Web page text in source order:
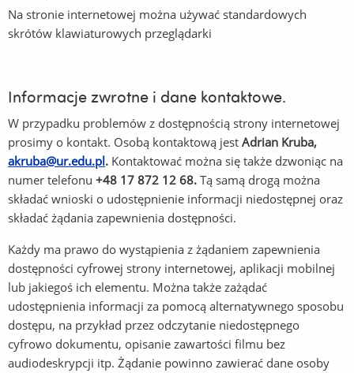
Na stronie internetowej można używać standardowych
skrótów klawiaturowych przeglądarki
Informacje zwrotne i dane kontaktowe.
W przypadku problemów z dostępnością strony internetowej
prosimy o kontakt. Osobą kontaktową jest Adrian Kruba,
akruba@ur.edu.pl. Kontaktować można się także dzwoniąc na
numer telefonu +48 17 872 12 68. Tą samą drogą można
składać wnioski o udostępnienie informacji niedostępnej oraz
składać żądania zapewnienia dostępności.
Każdy ma prawo do wystąpienia z żądaniem zapewnienia
dostępności cyfrowej strony internetowej, aplikacji mobilnej
lub jakiegoś ich elementu. Można także zażądać
udostępnienia informacji za pomocą alternatywnego sposobu
dostępu, na przykład przez odczytanie niedostępnego
cyfrowo dokumentu, opisanie zawartości filmu bez
audiodeskrypcji itp. Żądanie powinno zawierać dane osoby